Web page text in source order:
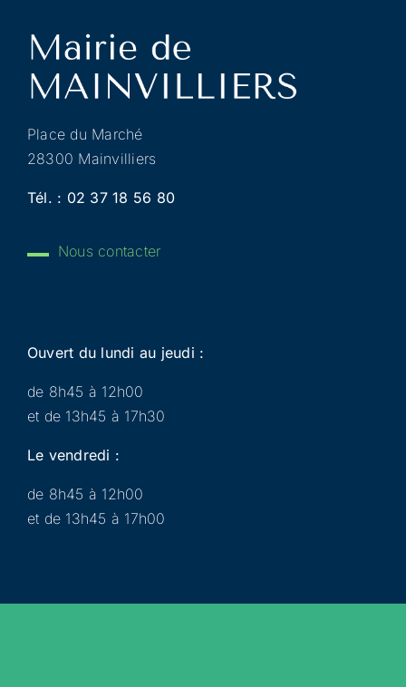
Place du Marché
28300 Mainvilliers
Tél. : 02 37 18 56 80
Nous contacter
Ouvert du lundi au jeudi :
de 8h45 à 12h00
et de 13h45 à 17h30
Le vendredi :
de 8h45 à 12h00
et de 13h45 à 17h00